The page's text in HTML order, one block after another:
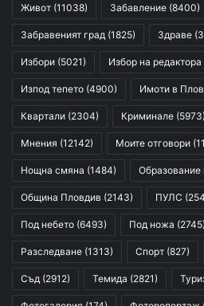
Живот (11038) Забавление (8400)
Забравеният град (1825) Здраве
Избори (5021) Избор на редактора
Изпод тепето (4900) Имоти в
Квартали (2304) Криминале (5973)
Мнения (12142) Моите отговори
Нощна смяна (1484) Образование
Община Пловдив (2143) ПУЛС
Под небето (6493) Под ножа (2745)
Разследване (1313) Спорт (827)
Съд (2912) Темида (2821)